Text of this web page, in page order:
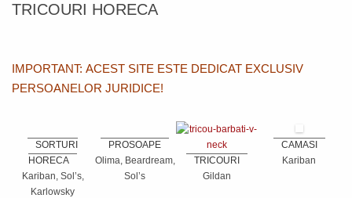
TRICOURI HORECA
IMPORTANT: ACEST SITE ESTE DEDICAT EXCLUSIV
PERSOANELOR JURIDICE!
SORTURI
HORECA
Kariban, Sol’s,
Karlowsky
PROSOAPE
Olima, Beardream,
Sol’s
TRICOURI
Gildan
CAMASI
Kariban